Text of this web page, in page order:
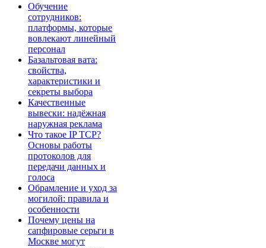
Обучение
сотрудников:
платформы, которые
вовлекают линейный
персонал
Базальтовая вата:
свойства,
характеристики и
секреты выбора
Качественные
вывески: надёжная
наружная реклама
Что такое IP TCP?
Основы работы
протоколов для
передачи данных и
голоса
Обрамление и уход за
могилой: правила и
особенности
Почему цены на
сапфировые серьги в
Москве могут